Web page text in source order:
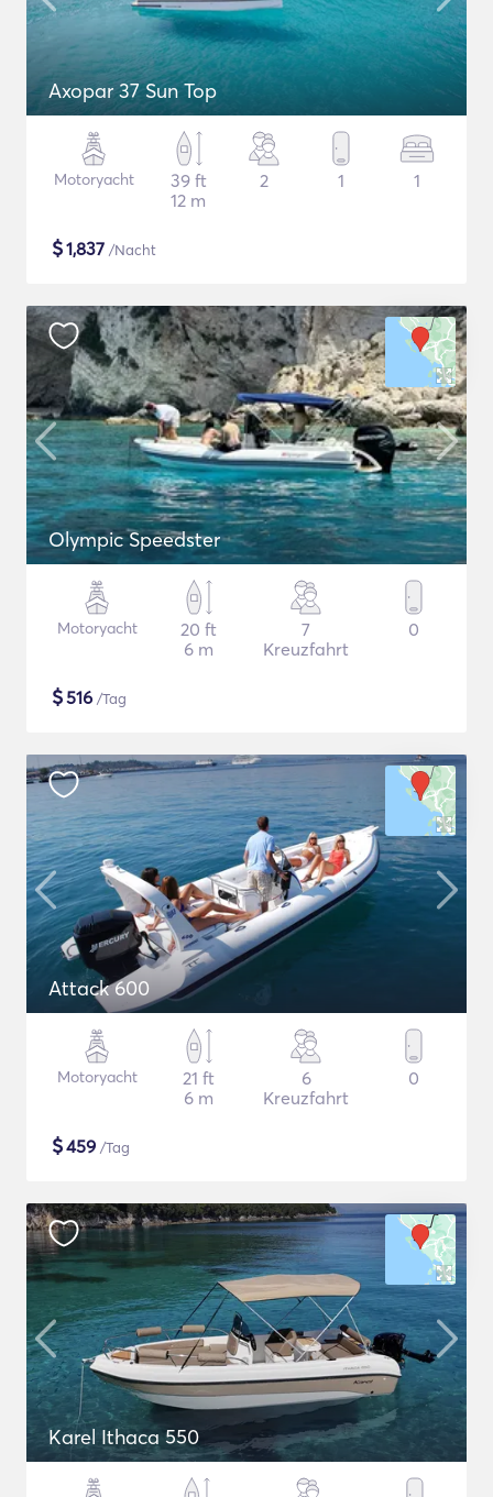
Axopar 37 Sun Top
Motoryacht
39 ft
12 m
2 1 1
$1,837 /Nacht
Olympic Speedster
Motoryacht
20 ft
6 m
7
Kreuzfahrt
0
$516 /Tag
Attack 600
Motoryacht
21 ft
6 m
6
Kreuzfahrt
0
$459 /Tag
Karel Ithaca 550